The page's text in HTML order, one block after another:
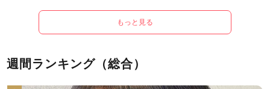
もっと見る
週間ランキング（総合）